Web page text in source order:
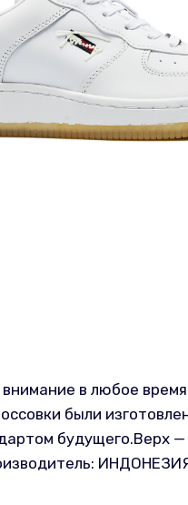
в любое
были
будущего.Верх —